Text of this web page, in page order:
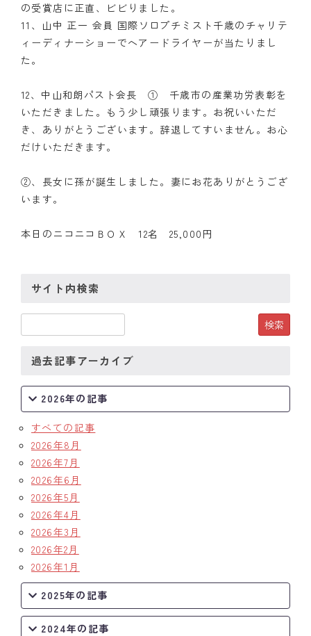
の受賞店に正直、ビビりました。
11、山中 正一 会員 国際ソロプチミスト千歳のチャリテ
ィーディナーショーでヘアードライヤーが当たりまし
た。
12、中山和朗パスト会長 ① 千歳市の産業功労表彰を
いただきました。もう少し頑張ります。お祝いいただ
き、ありがとうございます。辞退してすいません。お心
だけいただきます。
②、長女に孫が誕生しました。妻にお花ありがとうござ
います。
本日のニコニコＢＯＸ 12名 25,000円
サイト内検索
過去記事アーカイブ
2026年の記事
すべての記事
2026年8月
2026年7月
2026年6月
2026年5月
2026年4月
2026年3月
2026年2月
2026年1月
2025年の記事
2024年の記事